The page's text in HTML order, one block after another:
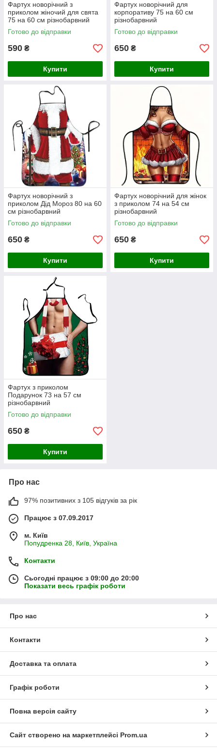
Фартух новорічний з
приколом жіночий для свята
75 на 60 см різнобарвний
Готово до відправки
590 ₴
Купити
Фартух новорічний для
корпоративу 75 на 60 см
різнобарвний
Готово до відправки
650 ₴
Купити
Фартух новорічний з
приколом Дід Мороз 80 на 60
см різнобарвний
Готово до відправки
650 ₴
Купити
Фартух новорічний для жінок
з приколом 74 на 54 см
різнобарвний
Готово до відправки
650 ₴
Купити
Фартух з приколом
Подарунок 73 на 57 см
різнобарвний
Готово до відправки
650 ₴
Купити
Про нас
97% позитивних з 105 відгуків за рік
Працює з 07.09.2017
м. Київ
Попудренка 28, Київ, Україна
Контакти
Сьогодні працює з 09:00 до 20:00
Показати весь графік роботи
Про нас
Контакти
Доставка та оплата
Графік роботи
Повна версія сайту
Сайт створено на маркетплейсі Prom.ua